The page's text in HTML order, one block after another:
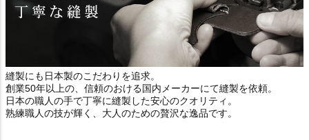
縫製にも日本製のこだわりを追求。
創業50年以上の、信頼のおける国内メーカーにて縫製を依頼。
日本の職人の手で丁寧に縫製した安心のクオリティ。
熟練職人の技が輝く、大人のための贅沢な逸品です。